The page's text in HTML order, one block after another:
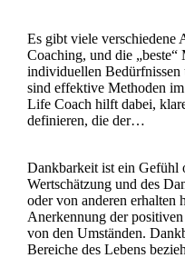
Es gibt viele verschiedene
Coaching, und die
individuellen Bedürfnissen
sind effektive Methoden
Life Coach hilft dabei,
definieren, die der…
Dankbarkeit ist ein Gefühl
Wertschätzung und des
oder von anderen erhalten
Anerkennung der
von den Umständen.
Bereiche des Lebens